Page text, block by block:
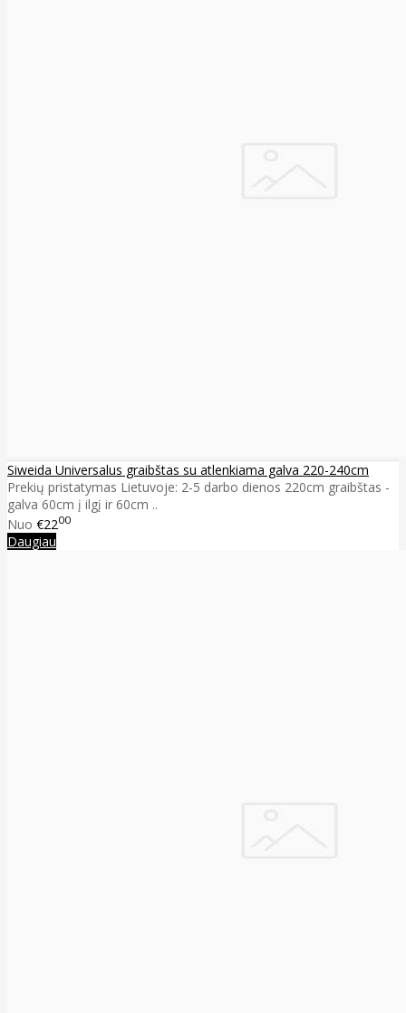
Siweida Universalus graibštas su atlenkiama galva 220-240cm
Prekių pristatymas Lietuvoje: 2-5 darbo dienos 220cm graibštas -
galva 60cm į ilgį ir 60cm ..
Nuo €2200
Daugiau